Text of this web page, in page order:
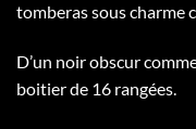
tomberas sous charme
D’un noir obscur
boitier de 16 rangées.